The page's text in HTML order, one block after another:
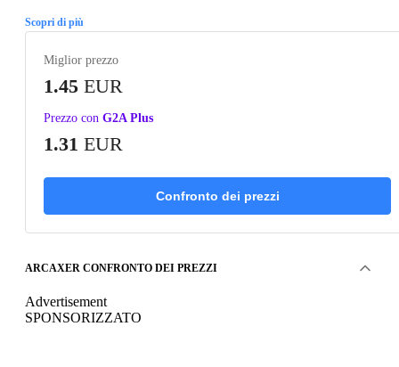
Scopri di più
Miglior prezzo
1.45 EUR
Prezzo con G2A Plus
1.31 EUR
Confronto dei prezzi
ARCAXER CONFRONTO DEI PREZZI
Advertisement
SPONSORIZZATO